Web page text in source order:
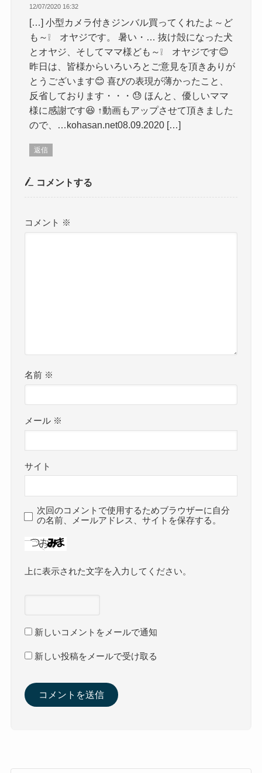
12/07/2020 16:32
[…] 小型カメラ付きジンバル買ってくれたよ～ど
も～❕ オヤジです。 暑い・… 抜け殻になった犬
とオヤジ、そしてママ様ども～❕ オヤジです😊
昨日は、皆様からいろいろとご意見を頂きありが
とうございます😊 喜びの表現が薄かったこと、
反省しております・・・😓 ほんと、優しいママ
様に感謝です😆 ↑動画もアップさせて頂きました
ので、…kohasan.net08.09.2020 […]
返信
コメントする
コメント ※
名前 ※
メール ※
サイト
次回のコメントで使用するためブラウザーに自分
の名前、メールアドレス、サイトを保存する。
上に表示された文字を入力してください。
新しいコメントをメールで通知
新しい投稿をメールで受け取る